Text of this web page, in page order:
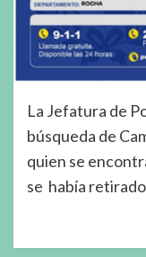
La Jefatura de
búsqueda de
quien se
se había